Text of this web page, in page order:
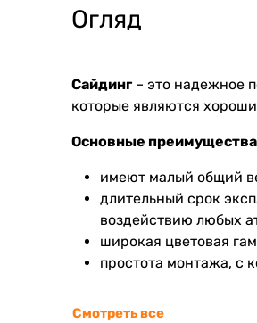
Огляд
Сайдинг – это надежное
которые являются
Основные
имеют малый общий
длительный срок
воздействию любых
широкая цветовая
простота монтажа, с
Смотреть все